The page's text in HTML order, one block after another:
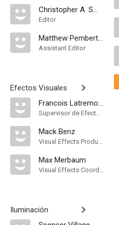
Christopher A. Smith
Editor
Matthew Pemberton
Assistant Editor
Efectos Visuales
Francois Latremoille
Supervisor de Efectos Visuales
Mack Benz
Visual Effects Producer
Max Merbaum
Visual Effects Coordinator
Iluminación